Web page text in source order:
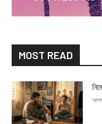
MOST READ